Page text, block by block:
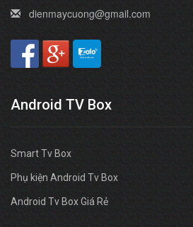
dienmaycuong@gmail.com
Android TV Box
Smart Tv Box
Phụ kiện Android Tv Box
Android Tv Box Giá Rẻ